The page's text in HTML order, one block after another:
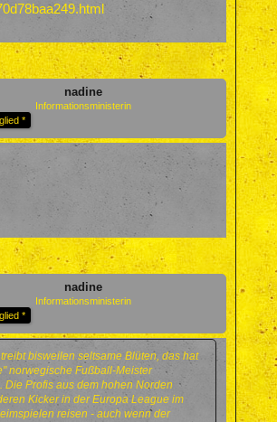
nadine
Informationsministerin
*
nadine
Informationsministerin
*
bisweilen seltsame Blüten, das hat
norwegische Fußball-Meister
Die Profis aus dem hohen Norden
Kicker in der Europa League im
reisen - auch wenn der